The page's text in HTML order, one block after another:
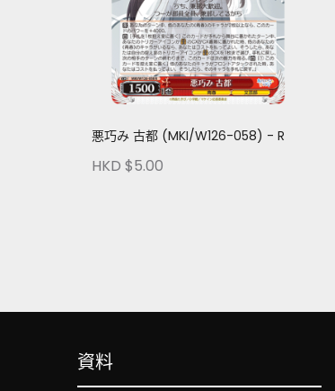
悪巧み 古都 (MKI/W126-058) - R
HKD $5.00
資料